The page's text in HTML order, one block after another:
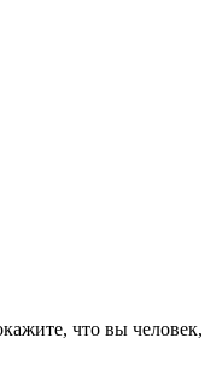
что вы человек,